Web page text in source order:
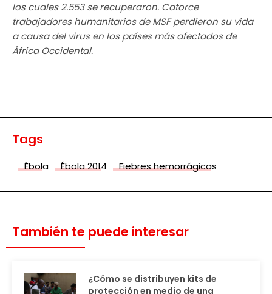
los cuales 2.553 se recuperaron. Catorce
trabajadores humanitarios de MSF perdieron su vida
a causa del virus en los países más afectados de
África Occidental.
Tags
Ébola Ébola 2014 Fiebres hemorrágicas
También te puede interesar
¿Cómo se distribuyen kits de
protección en medio de una